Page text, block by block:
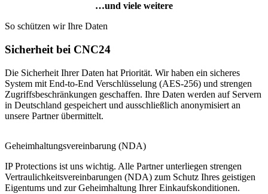
…und viele weitere
So schützen wir Ihre Daten
Sicherheit bei CNC24
Die Sicherheit Ihrer Daten hat Priorität. Wir haben ein sicheres
System mit End-to-End Verschlüsselung (AES-256) und strengen
Zugriffsbeschränkungen geschaffen. Ihre Daten werden auf Servern
in Deutschland gespeichert und ausschließlich anonymisiert an
unsere Partner übermittelt.
Geheimhaltungsvereinbarung (NDA)
IP Protections ist uns wichtig. Alle Partner unterliegen strengen
Vertraulichkeitsvereinbarungen (NDA) zum Schutz Ihres geistigen
Eigentums und zur Geheimhaltung Ihrer Einkaufskonditionen.